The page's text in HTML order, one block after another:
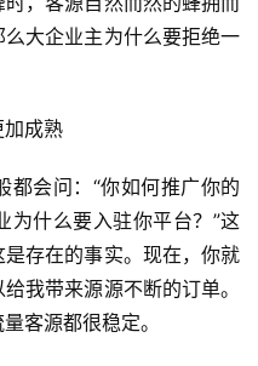
大企业主为什么要拒绝一
加成熟
都会问：“你如何推广你的
为什么要入驻你平台？”这
存在的事实。现在，你就
我带来源源不断的订单。
客源都很稳定。